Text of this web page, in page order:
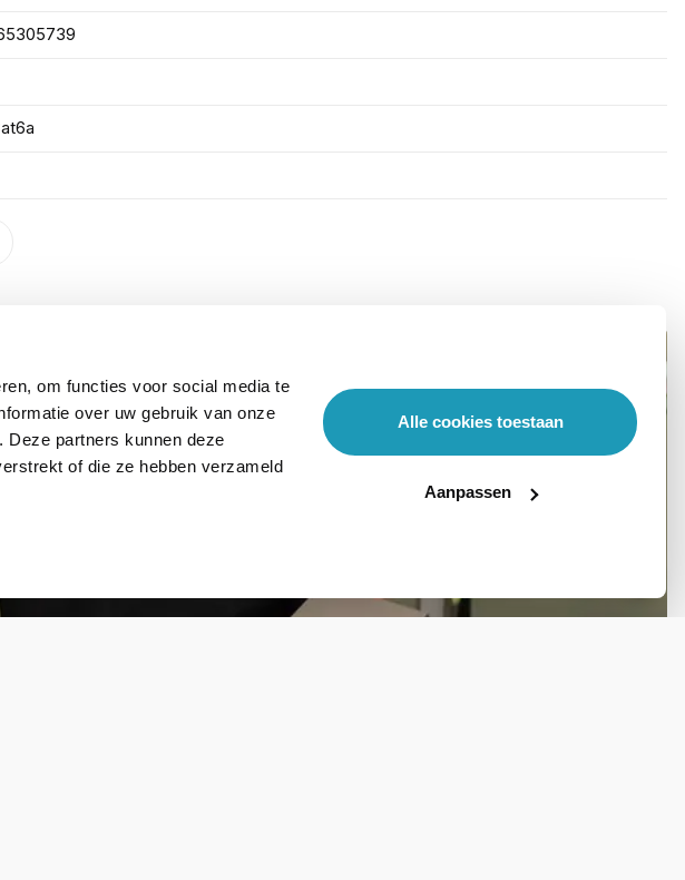
om functies voor social media te
over uw gebruik van onze
partners kunnen deze
of die ze hebben verzameld
Alle cookies toestaan
Aanpassen